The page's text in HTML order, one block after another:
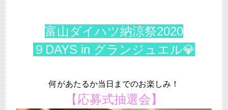
富山ダイハツ納涼祭2020
９DAYS in グランジュエル💎
何があたるか当日までのお楽しみ！
【応募式抽選会】